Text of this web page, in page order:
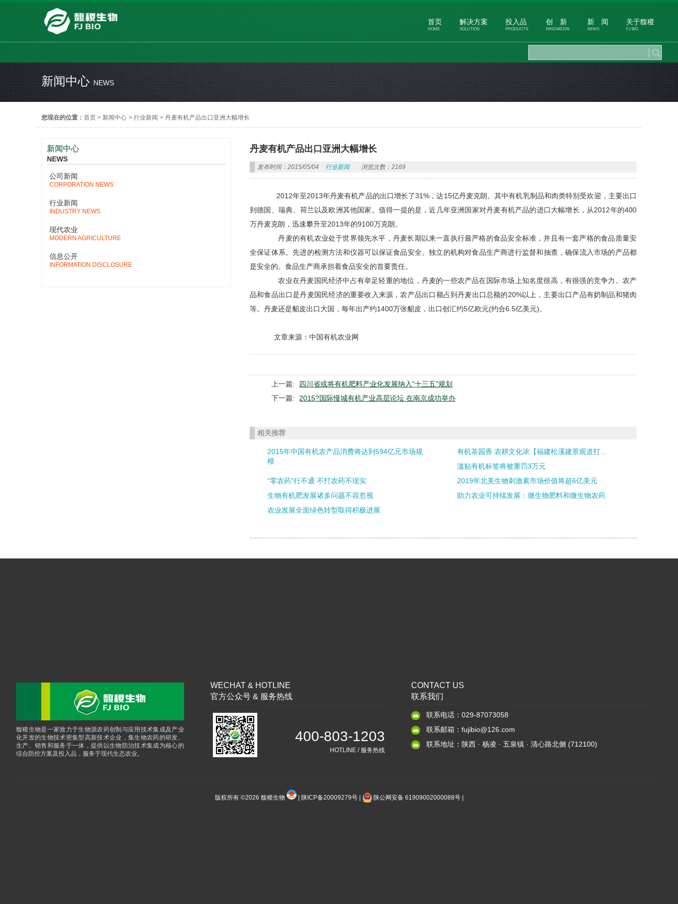
首页
HOME
解决方案
SOLUTION
投入品
PRODUCTS
创 新
INNOVATION
新 闻
NEWS
关于馥稷
FJ BIO
新闻中心NEWS
您现在的位置： 首页 > 新闻中心 > 行业新闻 > 丹麦有机产品出口亚洲大幅增长
新闻中心
NEWS
公司新闻
CORPORATION NEWS
行业新闻
INDUSTRY NEWS
现代农业
MODERN AGRICULTURE
信息公开
INFORMATION DISCLOSURE
丹麦有机产品出口亚洲大幅增长
发布时间：2015/05/04 行业新闻 浏览次数：2169
2012年至2013年丹麦有机产品的出口增长了31%，达15亿丹麦克朗。其中有机乳制品和肉类特别受欢迎，主要出口
到德国、瑞典、荷兰以及欧洲其他国家。值得一提的是，近几年亚洲国家对丹麦有机产品的进口大幅增长，从2012年的400
万丹麦克朗，迅速攀升至2013年的9100万克朗。
丹麦的有机农业处于世界领先水平，丹麦长期以来一直执行最严格的食品安全标准，并且有一套严格的食品质量安
全保证体系。先进的检测方法和仪器可以保证食品安全。独立的机构对食品生产商进行监督和抽查，确保流入市场的产品都
是安全的。食品生产商承担着食品安全的首要责任。
农业在丹麦国民经济中占有举足轻重的地位，丹麦的一些农产品在国际市场上知名度很高，有很强的竞争力。农产
品和食品出口是丹麦国民经济的重要收入来源，农产品出口额占到丹麦出口总额的20%以上，主要出口产品有奶制品和猪肉
等。丹麦还是貂皮出口大国，每年出产约1400万张貂皮，出口创汇约5亿欧元(约合6.5亿美元)。
文章来源：中国有机农业网
上一篇:
四川省或将有机肥料产业化发展纳入“十三五”规划
下一篇:
2015?国际慢城有机产业高层论坛 在南京成功举办
相关推荐
2015年中国有机农产品消费将达到594亿元市场规
模
有机茶园香 农耕文化浓【福建松溪建景观道打...
滥贴有机标签将被重罚3万元
“零农药”行不通 不打农药不现实
2019年北美生物刺激素市场价值将超6亿美元
生物有机肥发展诸多问题不容忽视
助力农业可持续发展：微生物肥料和微生物农药
农业发展全面绿色转型取得积极进展
馥稷生物是一家致力于生物源农药创制与应用技术集成及产业
化开发的生物技术密集型高新技术企业，集生物农药的研发、
生产、销售和服务于一体，提供以生物防治技术集成为核心的
综合防控方案及投入品，服务于现代生态农业。
WECHAT & HOTLINE
官方公众号 & 服务热线
400-803-1203
HOTLINE / 服务热线
CONTACT US
联系我们
联系电话：029-87073058
联系邮箱：fujibio@126.com
联系地址：陕西 · 杨凌 · 五泉镇 · 清心路北侧 (712100)
版权所有 ©2026 馥稷生物 | 陕ICP备20009279号| 陕公网安备 61909002000088号|